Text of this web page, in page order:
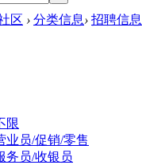
区 › 分类信息› 招聘信息
限
业员/促销/零售
务员/收银员